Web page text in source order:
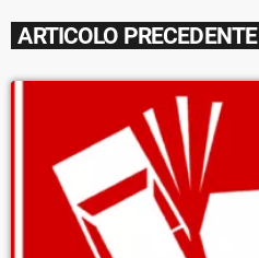
ARTICOLO PRECEDENTE